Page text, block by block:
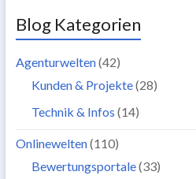
Blog Kategorien
Agenturwelten(42)
Kunden & Projekte(28)
Technik & Infos (14)
Onlinewelten(110)
Bewertungsportale(33)